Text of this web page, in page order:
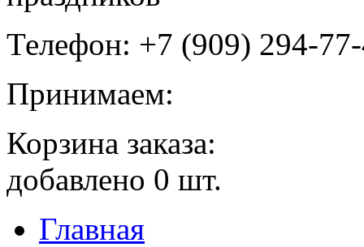
Телефон: +7 (909) 294-
Принимаем:
Корзина заказа:
добавлено 0 шт.
Главная